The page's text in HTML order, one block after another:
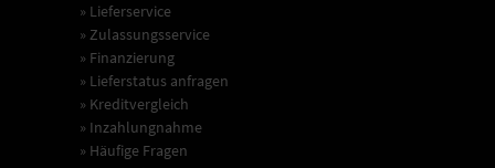
» Lieferservice
» Zulassungsservice
» Finanzierung
» Lieferstatus anfragen
» Kreditvergleich
» Inzahlungnahme
» Häufige Fragen